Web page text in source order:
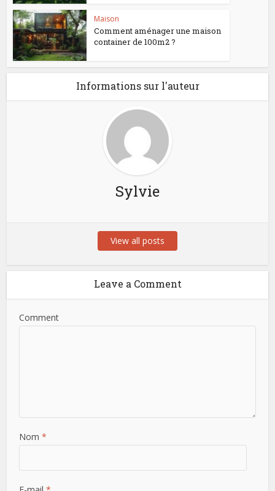
Maison
Comment aménager une maison
container de 100m2 ?
Informations sur l'auteur
Sylvie
View all posts
Leave a Comment
Comment
Nom*